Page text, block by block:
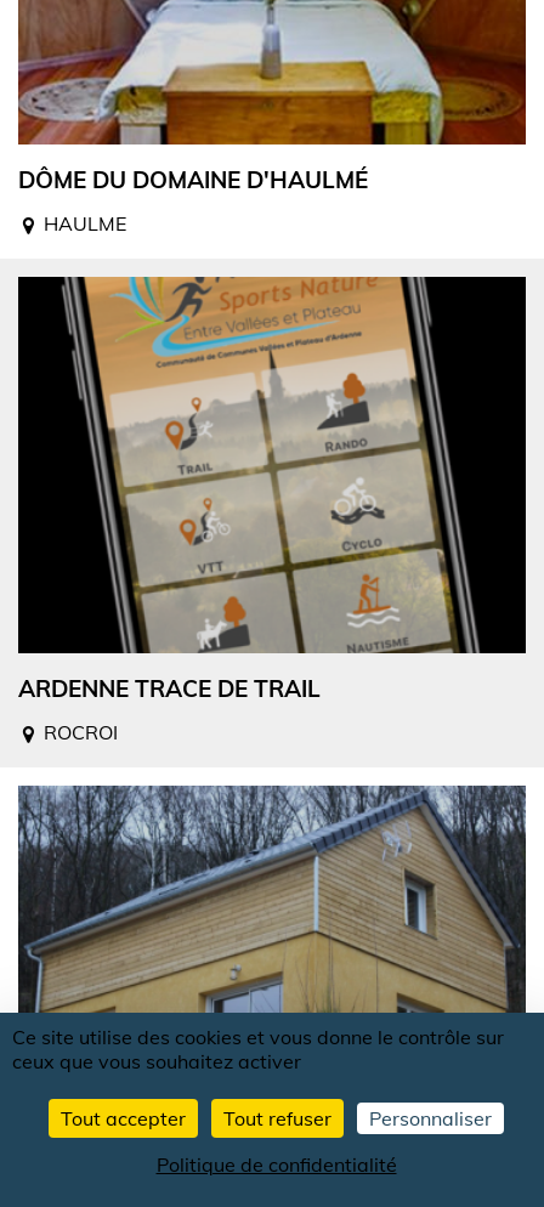
DÔME DU DOMAINE D'HAULMÉ
HAULME
ARDENNE TRACE DE TRAIL
ROCROI
Ce site utilise des cookies et vous donne le contrôle sur
ceux que vous souhaitez activer
Tout accepter Tout refuser
Personnaliser
Politique de confidentialité